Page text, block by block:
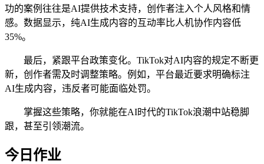
功的案例往往是AI提供技术支持，创作者注入个人风格和情
感。数据显示，纯AI生成内容的互动率比人机协作内容低
35%。
最后，紧跟平台政策变化。TikTok对AI内容的规定不断更
新，创作者需及时调整策略。例如，平台最近要求明确标注
AI生成内容，违反者可能面临处罚。
掌握这些策略，你就能在AI时代的TikTok浪潮中站稳脚
跟，甚至引领潮流。
今日作业